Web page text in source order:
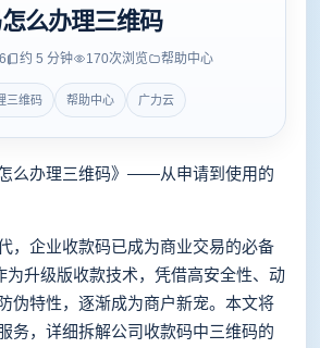
么办理三维码
约 5 分钟 170次浏览 帮助中心
三维码 帮助中心 广力云
办理三维码》——从申请到使用的
企业收款码已成为商业交易的必备
为升级版收款技术，凭借高安全性、动
伪特性，逐渐成为商户新宠。本文将
务，详细拆解公司收款码中三维码的